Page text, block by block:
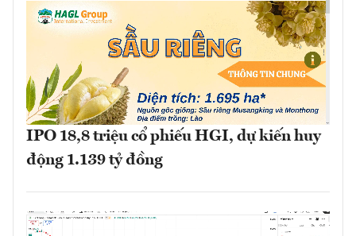
IPO 18,8 triệu cổ phiếu HGI, dự kiến huy
động 1.139 tỷ đồng